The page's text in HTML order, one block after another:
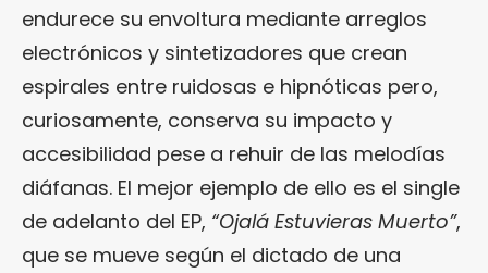
endurece su envoltura mediante arreglos
electrónicos y sintetizadores que crean
espirales entre ruidosas e hipnóticas pero,
curiosamente, conserva su impacto y
accesibilidad pese a rehuir de las melodías
diáfanas. El mejor ejemplo de ello es el single
de adelanto del EP, “Ojalá Estuvieras Muerto”,
que se mueve según el dictado de una